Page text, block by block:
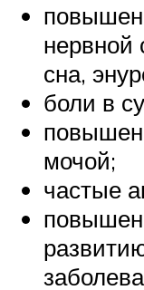
нервной
сна,
боли в
мочой;
частые